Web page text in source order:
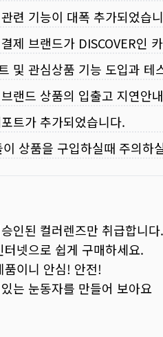
련 기능이 대폭 추가되었습
제 브랜드가 DISCOVER인
및 관심상품 기능 도입과 테
랜드 상품의 입출고 지연안
트가 추가되었습니다.
상품을 구입하실때 주의하
인된 컬러렌즈만 취급합니다.
넷으로 쉽게 구매하세요.
품이니 안심! 안전!
는 눈동자를 만들어 보아요